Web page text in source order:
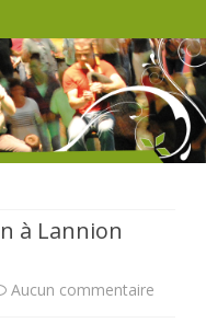
à Lannion
Aucun commentaire